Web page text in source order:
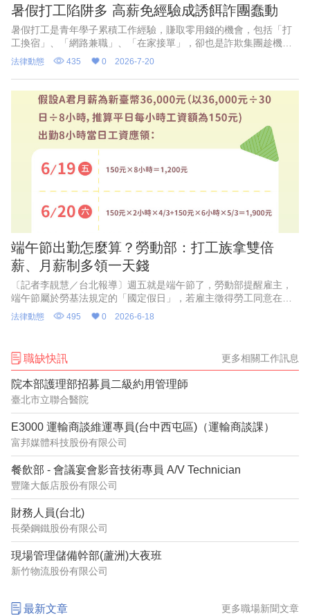
暑假打工陷阱多 高薪免經驗成誘餌詐團蠢動
暑假打工是青年學子累積工作經驗，賺取零用錢的機會，包括「打
工換宿」、「網路兼職」、「在家接單」，卻也是詐欺集團趁機吸
收年輕人的高風險時段，高市少年警察隊今天不法集團常以「高
薪、免經驗、立即上工」等話術
法律動態 435 0 2026-7-20
端午節出勤怎麼算？勞動部：打工族拿雙倍
薪、月薪制多領一天錢
〔記者李靚慧／台北報導〕週五就是端午節了，勞動部提醒雇主，
端午節屬於勞基法規定的「國定假日」，若雇主徵得勞工同意在當
天出勤，月薪制勞工除原有工資外，雇主須額外再加發「一日工
資」，若勞工原本是「例假」或
法律動態 495 0 2026-6-18
職缺快訊 更多相關工作訊息
院本部護理部招募員二級約用管理師
臺北市立聯合醫院
E3000 運輸商談維運專員(台中西屯區)（運輸商談課）
富邦媒體科技股份有限公司
餐飲部 - 會議宴會影音技術專員 A/V Technician
豐隆大飯店股份有限公司
財務人員(台北)
長榮鋼鐵股份有限公司
現場管理儲備幹部(蘆洲)大夜班
新竹物流股份有限公司
最新文章 更多職場新聞文章